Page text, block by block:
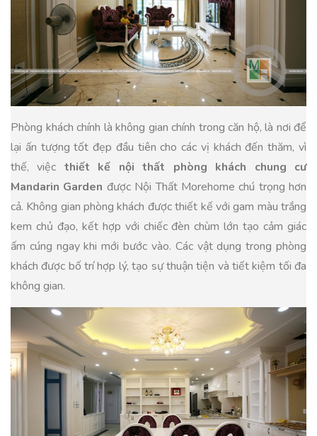
Phòng khách chính là không gian chính trong căn hộ, là nơi để
lại ấn tượng tốt đẹp đầu tiên cho các vị khách đến thăm, vì
thế, việc thiết kế nội thất phòng khách chung cư
Mandarin Garden được Nội Thất Morehome chú trọng hơn
cả. Không gian phòng khách được thiết kế với gam màu trắng
kem chủ đạo, kết hợp với chiếc đèn chùm lớn tạo cảm giác
ấm cúng ngay khi mới bước vào. Các vật dụng trong phòng
khách được bố trí hợp lý, tạo sự thuận tiện và tiết kiệm tối đa
không gian.